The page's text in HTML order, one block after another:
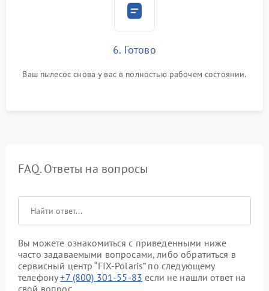
6. Готово
Ваш пылесос снова у вас в полностью рабочем состоянии.
FAQ. Ответы на вопросы
Вы можете ознакомиться с приведенными ниже
часто задаваемыми вопросами, либо обратиться в
сервисный центр “FIX-Polaris” по следующему
телефону+7 (800) 301-55-83 если не нашли ответ на
свой вопрос.